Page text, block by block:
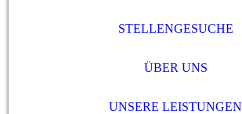
STELLENGESUCHE
ÜBER UNS
UNSERE LEISTUNGEN